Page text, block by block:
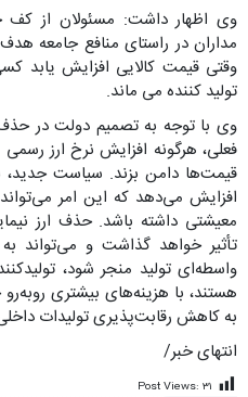
وی اظهار داشت: مسئولان از کف
مداران در راستای منافع جامعه
وقتی قیمت کالایی افزایش یابد
تولید کننده می ماند.
وی با توجه به تصمیم دولت در
فعلی، هرگونه افزایش نرخ ارز
قیمت‌ها دامن بزند. سیاست جدید،
افزایش می‌دهد که این امر
معیشتی داشته باشد. حذف ارز
تأثیر خواهد گذاشت و می‌تواند
واسطه‌ای تولید منجر شود،
هستند، با هزینه‌های بیشتری
به کاهش رقابت‌پذیری تولیدات
انتهای خبر/
Post Views: ۳۱